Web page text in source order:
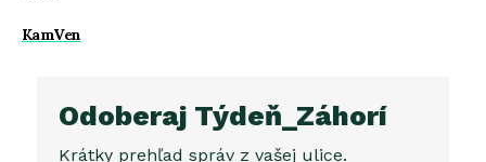
KamVen
Odoberaj Týdeň_Záhorí
Krátky prehľad správ z vašej ulice.